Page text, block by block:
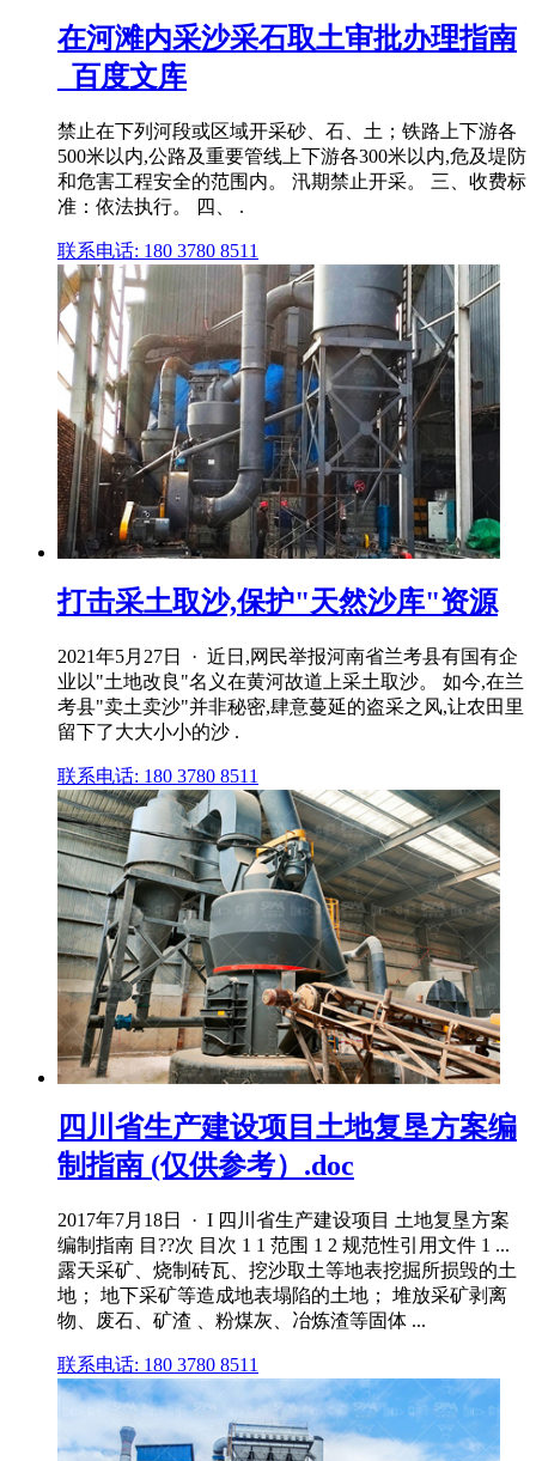
在河滩内采沙采石取土审批办理指南
_百度文库
禁止在下列河段或区域开采砂、石、土；铁路上下游各
500米以内,公路及重要管线上下游各300米以内,危及堤防
和危害工程安全的范围内。 汛期禁止开采。 三、收费标
准：依法执行。 四、 .
联系电话: 180 3780 8511
打击采土取沙,保护"天然沙库"资源
2021年5月27日 · 近日,网民举报河南省兰考县有国有企
业以"土地改良"名义在黄河故道上采土取沙。 如今,在兰
考县"卖土卖沙"并非秘密,肆意蔓延的盗采之风,让农田里
留下了大大小小的沙 .
联系电话: 180 3780 8511
四川省生产建设项目土地复垦方案编
制指南 (仅供参考）.doc
2017年7月18日 · I 四川省生产建设项目 土地复垦方案
编制指南 目??次 目次 1 1 范围 1 2 规范性引用文件 1 ...
露天采矿、烧制砖瓦、挖沙取土等地表挖掘所损毁的土
地； 地下采矿等造成地表塌陷的土地； 堆放采矿剥离
物、废石、矿渣 、粉煤灰、冶炼渣等固体 ...
联系电话: 180 3780 8511